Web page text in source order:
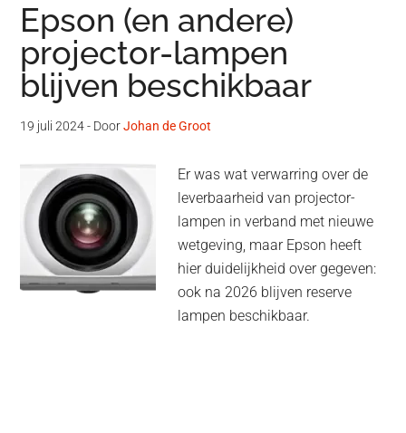
Epson (en andere)
projector-lampen
blijven beschikbaar
19 juli 2024- DoorJohan de Groot
Er was wat verwarring over de
leverbaarheid van projector-
lampen in verband met nieuwe
wetgeving, maar Epson heeft
hier duidelijkheid over gegeven:
ook na 2026 blijven reserve
lampen beschikbaar.